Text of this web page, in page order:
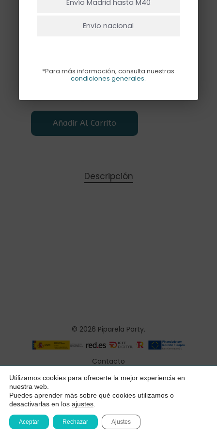
Subtotal: 0,00
Ver Carrito
rojas fondo blanco, con el borde
Añadir Al Carrito
Descripción
© 2026 Piparela Party.
Contacto
Aviso legal
Política de privacidad
Condiciones generales
Declaración de accesibilidad
Utilizamos cookies para ofrecerte la mejor experiencia en
nuestra web.
Puedes aprender más sobre qué cookies utilizamos o
desactivarlas en los ajustes
Aceptar Rechazar Ajustes
Envío Madrid hasta M40
Envío nacional
*Para más información, consulta nuestras
condiciones generales.